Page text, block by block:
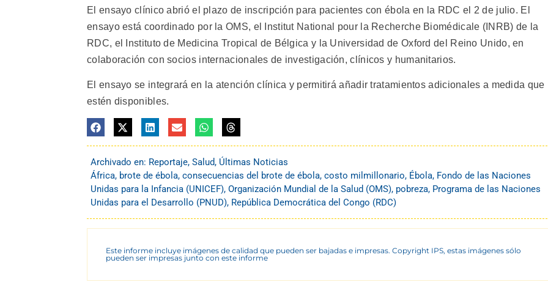
El ensayo clínico abrió el plazo de inscripción para pacientes con ébola en la RDC el 2 de julio. El
ensayo está coordinado por la OMS, el Institut National pour la Recherche Biomédicale (INRB) de la
RDC, el Instituto de Medicina Tropical de Bélgica y la Universidad de Oxford del Reino Unido, en
colaboración con socios internacionales de investigación, clínicos y humanitarios.
El ensayo se integrará en la atención clínica y permitirá añadir tratamientos adicionales a medida que
estén disponibles.
Archivado en: Reportaje, Salud, Últimas Noticias
África, brote de ébola, consecuencias del brote de ébola, costo milmillonario, Ébola, Fondo de las Naciones
Unidas para la Infancia (UNICEF), Organización Mundial de la Salud (OMS), pobreza, Programa de las Naciones
Unidas para el Desarrollo (PNUD), República Democrática del Congo (RDC)
Este informe incluye imágenes de calidad que pueden ser bajadas e impresas. Copyright IPS, estas imágenes sólo
pueden ser impresas junto con este informe